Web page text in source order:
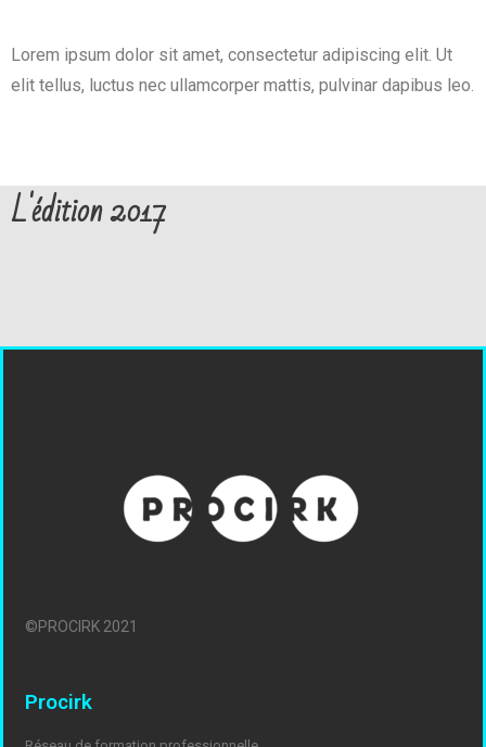
Lorem ipsum dolor sit amet, consectetur adipiscing elit. Ut
elit tellus, luctus nec ullamcorper mattis, pulvinar dapibus leo.
L'édition 2017
©PROCIRK 2021
Procirk